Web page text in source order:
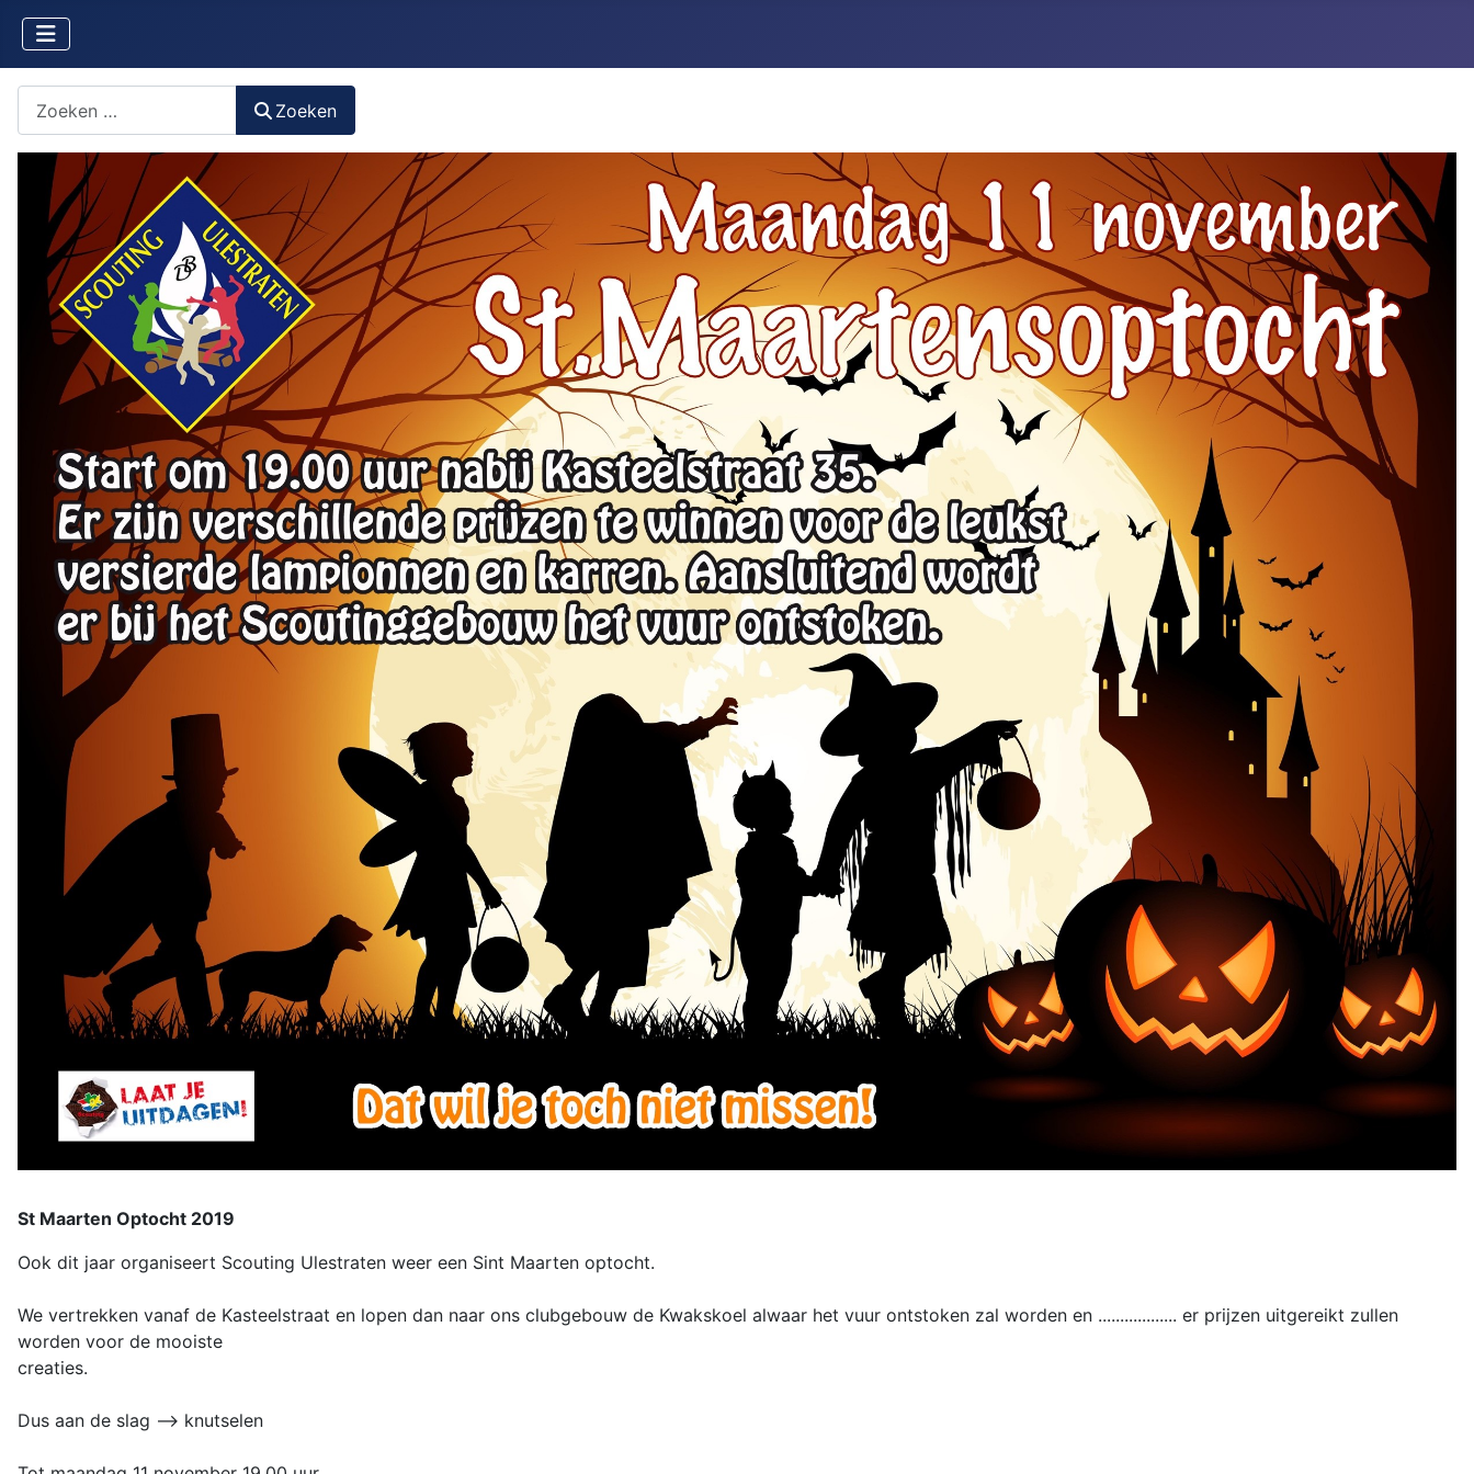
Zoeken
St Maarten Optocht 2019
Ook dit jaar organiseert Scouting Ulestraten weer een Sint Maarten optocht.
We vertrekken vanaf de Kasteelstraat en lopen dan naar ons clubgebouw de Kwakskoel alwaar het vuur ontstoken zal worden en .................. er prijzen uitgereikt zullen
worden voor de mooiste
creaties.
Dus aan de slag --> knutselen